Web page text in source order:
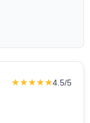
★★★★★4.5/5